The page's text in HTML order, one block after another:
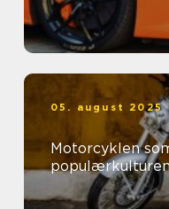
05. august 2025
Motorcyklen